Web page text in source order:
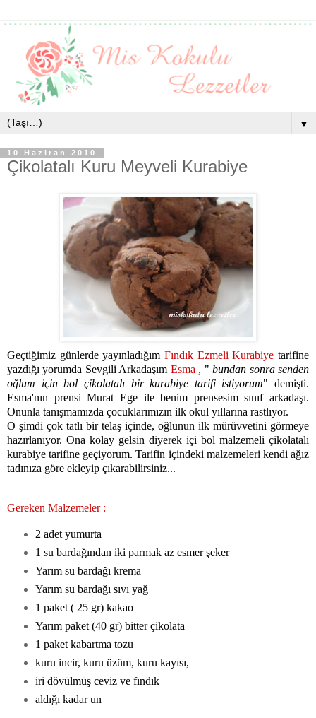
▼
10 Haziran 2010
Çikolatalı Kuru Meyveli Kurabiye
Geçtiğimiz günlerde yayınladığım Fındık Ezmeli Kurabiye tarifine
yazdığı yorumda Sevgili Arkadaşım Esma , "bundan sonra senden
oğlum için bol çikolatalı bir kurabiye tarifi istiyorum" demişti.
Esma'nın prensi Murat Ege ile benim prensesim sınıf arkadaşı.
Onunla tanışmamızda çocuklarımızın ilk okul yıllarına rastlıyor.
O şimdi çok tatlı bir telaş içinde, oğlunun ilk mürüvvetini görmeye
hazırlanıyor. Ona kolay gelsin diyerek içi bol malzemeli çikolatalı
kurabiye tarifine geçiyorum. Tarifin içindeki malzemeleri kendi ağız
tadınıza göre ekleyip çıkarabilirsiniz...
Gereken Malzemeler :
2 adet yumurta
1 su bardağından iki parmak az esmer şeker
Yarım su bardağı krema
Yarım su bardağı sıvı yağ
1 paket ( 25 gr) kakao
Yarım paket (40 gr) bitter çikolata
1 paket kabartma tozu
kuru incir, kuru üzüm, kuru kayısı,
iri dövülmüş ceviz ve fındık
aldığı kadar un